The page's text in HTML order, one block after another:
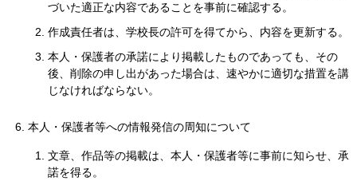
づいた適正な内容であることを事前に確認する。
作成責任者は、学校長の許可を得てから、内容を更新する。
本人・保護者の承諾により掲載したものであっても、その
後、削除の申し出があった場合は、速やかに適切な措置を講
じなければならない。
本人・保護者等への情報発信の周知について
文章、作品等の掲載は、本人・保護者等に事前に知らせ、承
諾を得る。